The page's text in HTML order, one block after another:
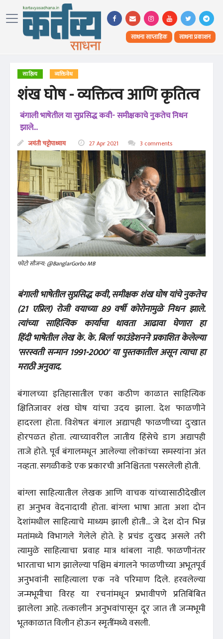
साधना साप्ताहिक साधना प्रकाशन
साहित्य व्यक्तिवेध
शंख घोष - व्यक्तित्व आणि कृतित्व
बंगाली भाषेतील या सुप्रसिद्ध कवी- समीक्षकाचे नुकतेच निधन
झाले...
जयंती चट्टोपाध्याय 27 Apr 2021 3 comments
फोटो सौजन्य: @BanglarGorbo MB
बंगाली भाषेतील सुप्रसिद्ध कवी, समीक्षक शंख घोष यांचे नुकतेच
(21 एप्रिल) रोजी वयाच्या 89 वर्षी कोरोनामुळे निधन झाले.
त्यांच्या साहित्यिक कार्याचा धावता आढावा घेणारा हा
हिंदी भाषेतील लेख के. के. बिर्ला फाउंडेशनने प्रकाशित केलेल्या
'सरस्वती सन्मान 1991-2000' या पुस्तकातील असून त्याचा हा
मराठी अनुवाद.
बंगालच्या इतिहासातील एका कठीण काळात साहित्यिक
क्षितिजावर शंख घोष यांचा उदय झाला. देश फाळणीने
हादरला होता. विशेषतः बंगाल अद्यापही फाळणीच्या दुःखात
होरपळत होता. त्याच्यावरील जातीय हिंसेचे डाग अद्यापही
ताजे होते. पूर्व बंगालमधून आलेल्या लोकांच्या समस्यांना अंत
नव्हता. सगळीकडे एक प्रकारची अनिश्चितता पसरलेली होती.
बांग्ला साहित्यातील लेखक आणि वाचक यांच्यासाठीदेखील
हा अनुभव वेदनादायी होता. बांग्ला भाषा आता अशा दोन
देशांमधील साहित्याचे माध्यम झाली होती... जे देश दोन भिन्न
मतांमध्ये विभागले गेलेले होते. हे प्रचंड दुःखद असले तरी
त्यामुळे साहित्याचा प्रवाह मात्र थांबला नाही. फाळणीनंतर
भारताचा भाग झालेल्या पश्चिम बंगालने फाळणीच्या अभूतपूर्व
अनुभवांनी साहित्याला एक नवे परिमाण दिले. हरवलेल्या
जन्मभूमीचा विरह या रचनांमधून प्रभावीपणे प्रतिबिंबित
झालेला आहे. तत्कालीन अनुभवांपासून दूर जात ती जन्मभूमी
भूतकाळात विलीन होऊन स्मृतींमध्ये वसली.